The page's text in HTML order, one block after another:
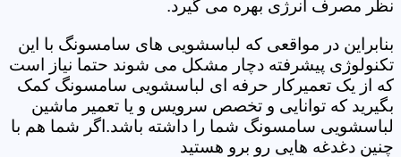
نظر مصرف انرژی بهره می گیرد.
بنابراین در مواقعی که لباسشویی های سامسونگ با این
تکنولوژی پیشرفته دچار مشکل می شوند حتما نیاز است
که از یک تعمیرکار حرفه ای لباسشویی سامسونگ کمک
بگیرید که توانایی و تخصص سرویس و یا تعمیر ماشین
لباسشویی سامسونگ شما را داشته باشد.اگر شما هم با
چنین دغدغه هایی رو برو هستید